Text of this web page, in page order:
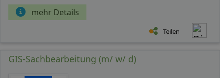
mehr Details
Teilen
GIS-Sachbearbeitung (m/ w/ d)